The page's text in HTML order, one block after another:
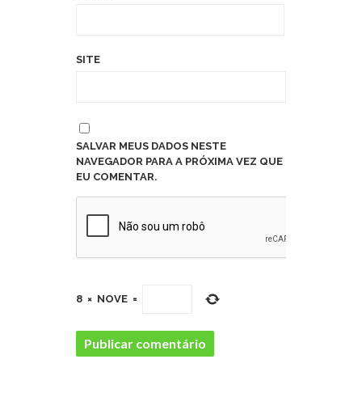
SITE
SALVAR MEUS DADOS NESTE
NAVEGADOR PARA A PRÓXIMA VEZ QUE
EU COMENTAR.
8 × NOVE =